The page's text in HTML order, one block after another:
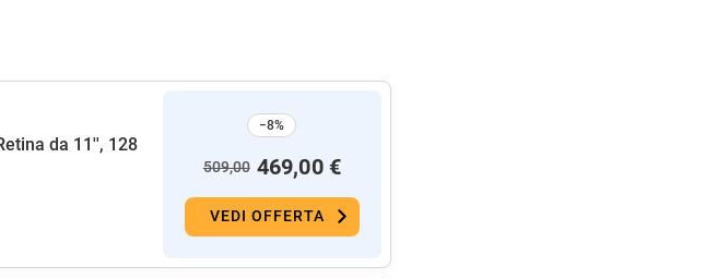
da 11'', 128
−8%
509,00 469,00 €
VEDI OFFERTA